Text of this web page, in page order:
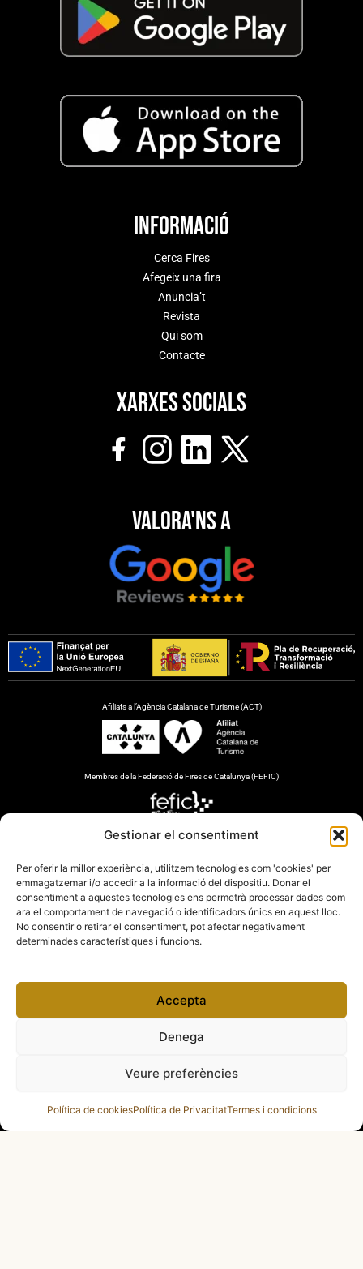
Gestionar el consentiment
Per oferir la millor experiència, utilitzem tecnologies com 'cookies' per
emmagatzemar i/o accedir a la informació del dispositiu. Donar el
consentiment a aquestes tecnologies ens permetrà processar dades com
ara el comportament de navegació o identificadors únics en aquest lloc.
No consentir o retirar el consentiment, pot afectar negativament
determinades característiques i funcions.
Accepta
Denega
Veure preferències
Política de cookiesPolítica de PrivacitatTermes i condicions
Informació
Cerca Fires
Afegeix una fira
Anuncia’t
Revista
Qui som
Contacte
Xarxes socials
Valora'ns a
Afiliats a l’Agència Catalana de Turisme (ACT)
Membres de la Federació de Fires de Catalunya (FEFIC)
Gestiona FiresCatalanes
Amb el suport de